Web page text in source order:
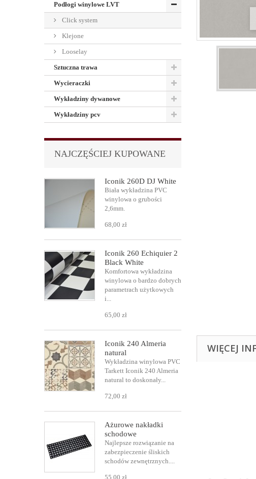
Podłogi winylowe LVT
Click system
Klejone
Looselay
Sztuczna trawa
Wycieraczki
Wykładziny dywanowe
Wykładziny pcv
NAJCZĘŚCIEJ KUPOWANE
Iconik 260D DJ White
Biała wykładzina PVC
winylowa o grubości
2,6mm.
68,00 zł
Iconik 260 Echiquier 2
Black White
Komfortowa wykładzina
winylowa o bardzo dobrych
parametrach użytkowych
i...
65,00 zł
Iconik 240 Almeria
natural
Wykładzina winylowa PVC
Tarkett Iconik 240 Almeria
natural to doskonały...
72,00 zł
Ażurowe nakładki
schodowe
Najlepsze rozwiązanie na
zabezpieczenie śliskich
schodów zewnętrznych....
55,00 zł
WIĘCEJ